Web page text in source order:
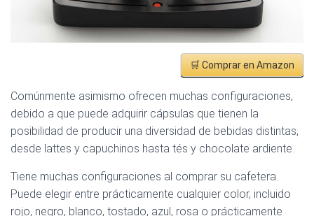
🛒 Comprar en Amazon
Comúnmente asimismo ofrecen muchas configuraciones,
debido a que puede adquirir cápsulas que tienen la
posibilidad de producir una diversidad de bebidas distintas,
desde lattes y capuchinos hasta tés y chocolate ardiente.
Tiene muchas configuraciones al comprar su cafetera.
Puede elegir entre prácticamente cualquier color, incluido
rojo, negro, blanco, tostado, azul, rosa o prácticamente